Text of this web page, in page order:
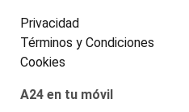
Privacidad
Términos y Condiciones
Cookies
A24 en tu móvil